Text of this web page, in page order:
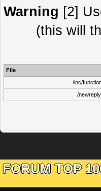
Warning [2]
(this will
File
/inc/
/
FORUM TOP